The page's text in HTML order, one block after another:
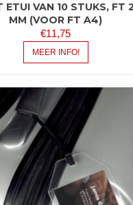
ETUI VAN 10 STUKS, FT
MM (VOOR FT A4)
€11,75
MEER INFO!